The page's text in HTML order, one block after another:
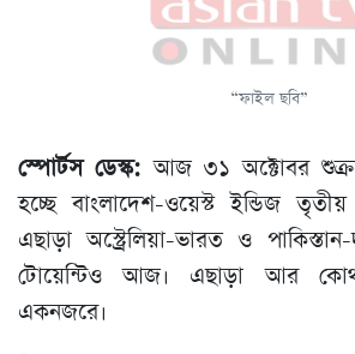
“ফাইল ছবি”
স্পোর্টস ডেস্ক: আজ ৩১ অক্টোবর
হচ্ছে বাংলাদেশ-ওয়েস্ট ইন্ডিজ তৃতীয়
এছাড়া অস্ট্রেলিয়া-ভারত ও
টোয়েন্টিও আজ। এছাড়া আর
একনজরে।